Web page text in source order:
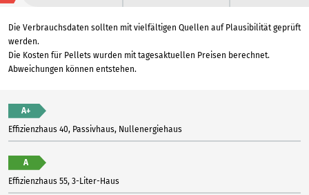
Die Verbrauchsdaten sollten mit vielfältigen Quellen auf Plausibilität geprüft
werden.
Die Kosten für Pellets wurden mit tagesaktuellen Preisen berechnet.
Abweichungen können entstehen.
A+
Effizienzhaus 40, Passivhaus, Nullenergiehaus
A
Effizienzhaus 55, 3-Liter-Haus